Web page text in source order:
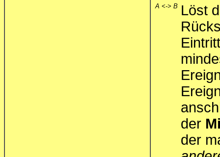
A <-> B Löst
der
der